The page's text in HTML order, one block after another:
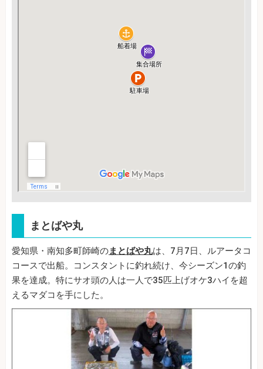
まとばや丸
愛知県・南知多町師崎のまとばや丸は、7月7日、ルアータコ
コースで出船。コンスタントに釣れ続け、今シーズン1の釣
果を達成。特にサオ頭の人は一人で35匹上げオケ3ハイを超
えるマダコを手にした。